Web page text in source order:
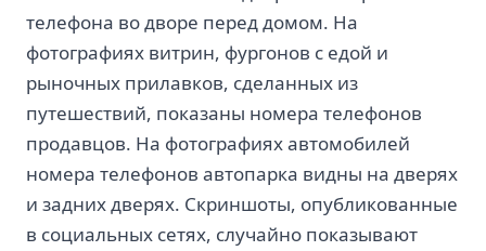
телефона во дворе перед домом. На
фотографиях витрин, фургонов с едой и
рыночных прилавков, сделанных из
путешествий, показаны номера телефонов
продавцов. На фотографиях автомобилей
номера телефонов автопарка видны на дверях
и задних дверях. Скриншоты, опубликованные
в социальных сетях, случайно показывают